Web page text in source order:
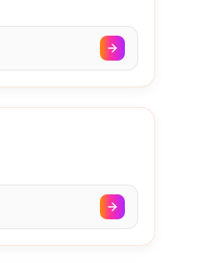
24. aug.–25. sep.
24. aug.–27. aug.